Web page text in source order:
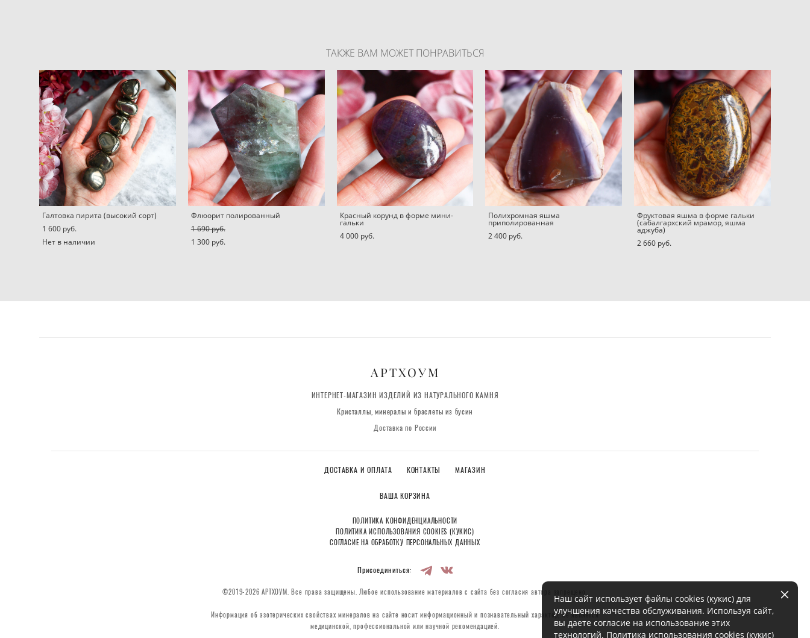
ТАКЖЕ ВАМ МОЖЕТ ПОНРАВИТЬСЯ
Галтовка пирита (высокий сорт)
1 600 pуб.
Нет в наличии
Флюорит полированный
1 690 pуб.
1 300 pуб.
Красный корунд в форме мини-
гальки
4 000 pуб.
Полихромная яшма
приполированная
2 400 pуб.
Фруктовая яшма в форме гальки
(сабалгархский мрамор, яшма
аджуба)
2 660 pуб.
АРТХОУМ
ИНТЕРНЕТ-МАГАЗИН ИЗДЕЛИЙ ИЗ НАТУРАЛЬНОГО КАМНЯ
Кристаллы, минералы и браслеты из бусин
Доставка по России
ДОСТАВКА И ОПЛАТА КОНТАКТЫ МАГАЗИН
ВАША КОРЗИНА
ПОЛИТИКА КОНФИДЕНЦИАЛЬНОСТИ
ПОЛИТИКА ИСПОЛЬЗОВАНИЯ COOKIES (КУКИС)
СОГЛАСИЕ НА ОБРАБОТКУ ПЕРСОНАЛЬНЫХ ДАННЫХ
Присоединиться:
©2019-2026 АРТХОУМ. Все права защищены. Любое использование материалов с сайта без согласия автора запрещено.
Информация об эзотерических свойствах минералов на сайте носит информационный и познавательный характер, не является
медицинской, профессиональной или научной рекомендацией.
Наш сайт использует файлы cookies (кукис) для
улучшения качества обслуживания. Используя сайт,
вы даете согласие на использование этих
технологий. Политика использования cookies (кукис)